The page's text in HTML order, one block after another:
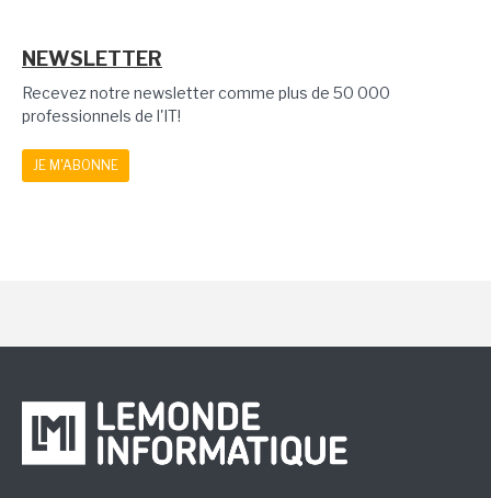
NEWSLETTER
Recevez notre newsletter comme plus de 50 000
professionnels de l'IT!
JE M'ABONNE